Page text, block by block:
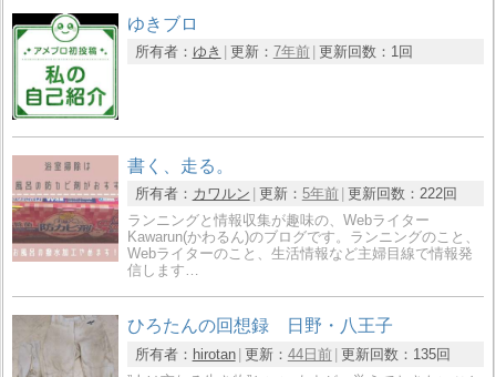
ゆきブロ
所有者： ゆき 更新： 7年前 更新回数： 1回
書く、走る。
所有者： カワルン 更新： 5年前 更新回数： 222回
ランニングと情報収集が趣味の、Webライター
Kawarun(かわるん)のブログです。ランニングのこと、
Webライターのこと、生活情報など主婦目線で情報発
信します…
ひろたんの回想録 日野・八王子
所有者： hirotan 更新： 44日前 更新回数： 135回